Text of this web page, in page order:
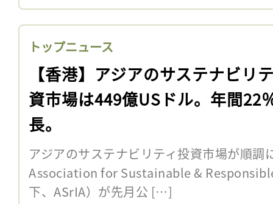
トップニュース
【香港】アジアのサステナビリ
資市場は449億USドル。年間22
長。
アジアのサステナビリティ投資市場が順調
Association for Sustainable &
下、ASrIA）が先月公 […]